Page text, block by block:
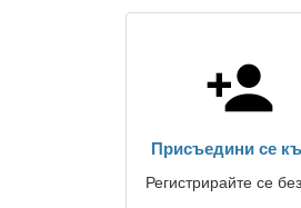
Присъедини се
Регистрирайте се